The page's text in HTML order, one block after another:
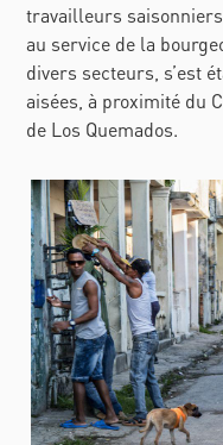
travailleurs
au service de la
divers secteurs, s’est
aisées, à proximité du
de Los Quemados.